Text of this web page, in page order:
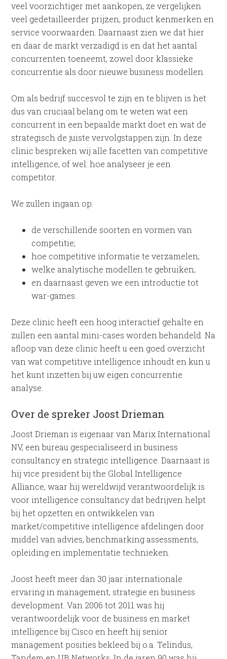
veel voorzichtiger met aankopen, ze vergelijken
veel gedetailleerder prijzen, product kenmerken en
service voorwaarden. Daarnaast zien we dat hier
en daar de markt verzadigd is en dat het aantal
concurrenten toeneemt, zowel door klassieke
concurrentie als door nieuwe business modellen.
Om als bedrijf succesvol te zijn en te blijven is het
dus van cruciaal belang om te weten wat een
concurrent in een bepaalde markt doet en wat de
strategisch de juiste vervolgstappen zijn. In deze
clinic bespreken wij alle facetten van competitive
intelligence, of wel: hoe analyseer je een
competitor.
We zullen ingaan op:
de verschillende soorten en vormen van
competitie;
hoe competitive informatie te verzamelen;
welke analytische modellen te gebruiken;
en daarnaast geven we een introductie tot
war-games.
Deze clinic heeft een hoog interactief gehalte en
zullen een aantal mini-cases worden behandeld. Na
afloop van deze clinic heeft u een goed overzicht
van wat competitive intelligence inhoudt en kun u
het kunt inzetten bij uw eigen concurrentie
analyse.
Over de spreker Joost Drieman
Joost Drieman is eigenaar van Marix International
NV, een bureau gespecialiseerd in business
consultancy en strategic intelligence. Daarnaast is
hij vice president bij the Global Intelligence
Alliance, waar hij wereldwijd verantwoordelijk is
voor intelligence consultancy dat bedrijven helpt
bij het opzetten en ontwikkelen van
market/competitive intelligence afdelingen door
middel van advies, benchmarking assessments,
opleiding en implementatie technieken.
Joost heeft meer dan 30 jaar internationale
ervaring in management, strategie en business
development. Van 2006 tot 2011 was hij
verantwoordelijk voor de business en market
intelligence bij Cisco en heeft hij senior
management posities bekleed bij o.a. Telindus,